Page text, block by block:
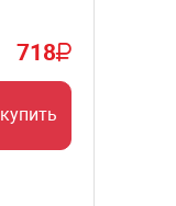
718
купить